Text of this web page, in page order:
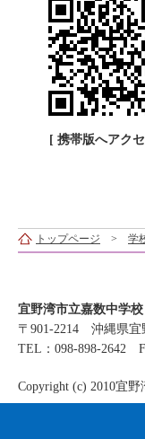
[ 携帯版へアク
トップページ > 学
宜野湾市立嘉数中学校
〒901-2214 沖縄県宜
TEL：098-898-2642
Copyright (c) 2010宜